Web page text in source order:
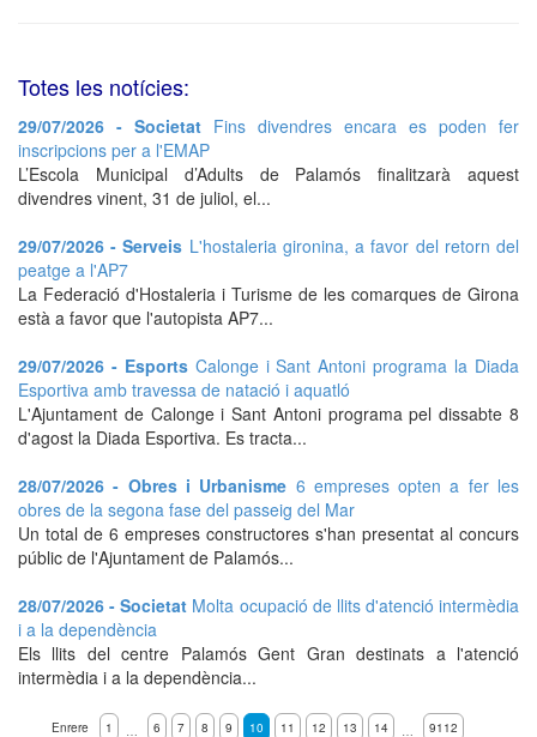
Totes les notícies:
29/07/2026 - Societat Fins divendres encara es poden fer
inscripcions per a l'EMAP
L’Escola Municipal d’Adults de Palamós finalitzarà aquest
divendres vinent, 31 de juliol, el...
29/07/2026 - Serveis L'hostaleria gironina, a favor del retorn del
peatge a l'AP7
La Federació d'Hostaleria i Turisme de les comarques de Girona
està a favor que l'autopista AP7...
29/07/2026 - Esports Calonge i Sant Antoni programa la Diada
Esportiva amb travessa de natació i aquatló
L'Ajuntament de Calonge i Sant Antoni programa pel dissabte 8
d'agost la Diada Esportiva. Es tracta...
28/07/2026 - Obres i Urbanisme 6 empreses opten a fer les
obres de la segona fase del passeig del Mar
Un total de 6 empreses constructores s'han presentat al concurs
públic de l'Ajuntament de Palamós...
28/07/2026 - Societat Molta ocupació de llits d'atenció intermèdia
i a la dependència
Els llits del centre Palamós Gent Gran destinats a l'atenció
intermèdia i a la dependència...
Enrere 1 … 6 7 8 9 10 11 12 13 14 … 9112